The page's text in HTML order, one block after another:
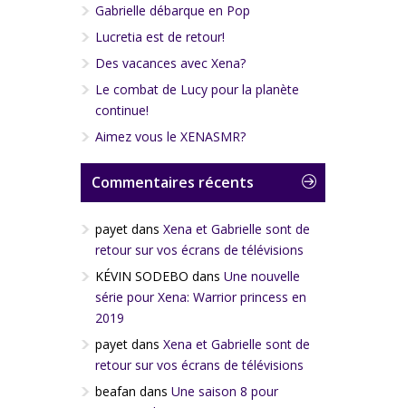
Gabrielle débarque en Pop
Lucretia est de retour!
Des vacances avec Xena?
Le combat de Lucy pour la planète
continue!
Aimez vous le XENASMR?
Commentaires récents
payet dans Xena et Gabrielle sont de
retour sur vos écrans de télévisions
KÉVIN SODEBO dans Une nouvelle
série pour Xena: Warrior princess en
2019
payet dans Xena et Gabrielle sont de
retour sur vos écrans de télévisions
beafan dans Une saison 8 pour